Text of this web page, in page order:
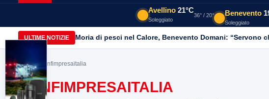
Avellino 21°C
Soleggiato
36° / 20° Benevento
Soleggiato
ULTIME NOTIZIE Moria di pesci nel Calore, Benevento Domani: “Servono
Home> confimpresaitalia
CONFIMPRESAITALIA